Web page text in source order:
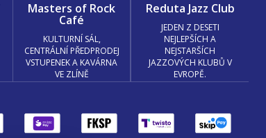
Masters of Rock
Café
KULTURNÍ SÁL,
CENTRÁLNÍ PŘEDPRODEJ
VSTUPENEK A KAVÁRNA
VE ZLÍNĚ
Reduta Jazz Club
JEDEN Z DESETI
NEJLEPŠÍCH A
NEJSTARŠÍCH
JAZZOVÝCH KLUBŮ V
EVROPĚ.